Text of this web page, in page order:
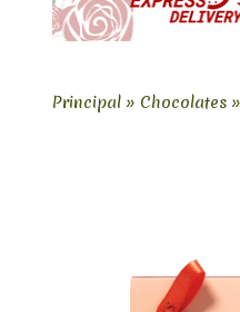
Principal » Chocolates »